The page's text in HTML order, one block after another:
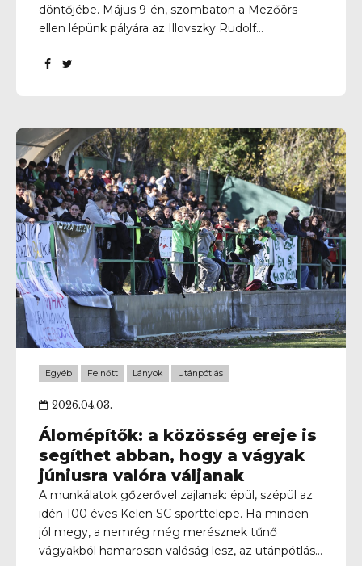
döntőjébe. Május 9-én, szombaton a Mezőörs
ellen lépünk pályára az Illovszky Rudolf
történetének egyik legjelentősebb mérkőzése vár
szülőkről, a klubtagokról, a szurkolókról, és
mindazokról, akiknek a Kelen nemcsak egy klub,
hanem közösség, otthon és összetartozás. Több
mint 500 utánpótlás-játékos, edző és klubtag már
biztosan ott lesz a lelátón, hogy együtt buzdítsa a
csapatot. Az MLSZ első körben további...
Egyéb Felnőtt Lányok Utánpótlás
2026.04.03.
Álomépítők: a közösség ereje is
segíthet abban, hogy a vágyak
júniusra valóra váljanak
A munkálatok gőzerővel zajlanak: épül, szépül az
idén 100 éves Kelen SC sporttelepe. Ha minden
jól megy, a nemrég még merésznek tűnő
vágyakból hamarosan valóság lesz, az utánpótlás